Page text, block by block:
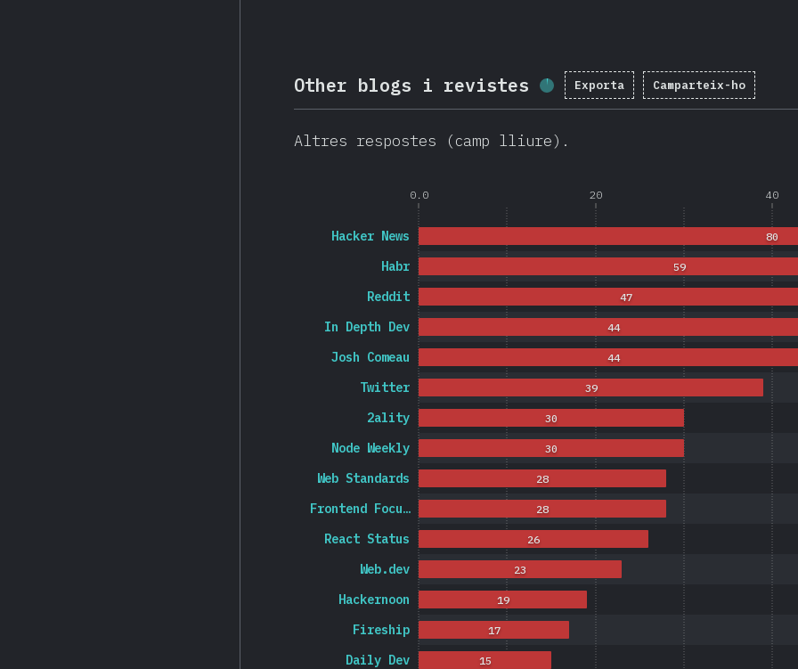
Other blogs i revistes Percentatge completat:
Exporta Camparteix-ho
Altres respostes (camp lliure).
0.0 20 40
Daily Dev
Fireship
Hackernoon
Web.dev
React Status
Frontend Focu…
Web Standards
Node Weekly
2ality
Twitter
Josh Comeau
In Depth Dev
Reddit
Habr
Hacker News
15
17
19
23
26
28
28
30
30
39
44
44
47
59
80